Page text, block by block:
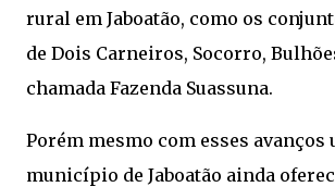
rural em Jaboatão, como os
de Dois Carneiros, Socorro,
chamada Fazenda Suassuna.
Porém mesmo com esses avanços
município de Jaboatão ainda